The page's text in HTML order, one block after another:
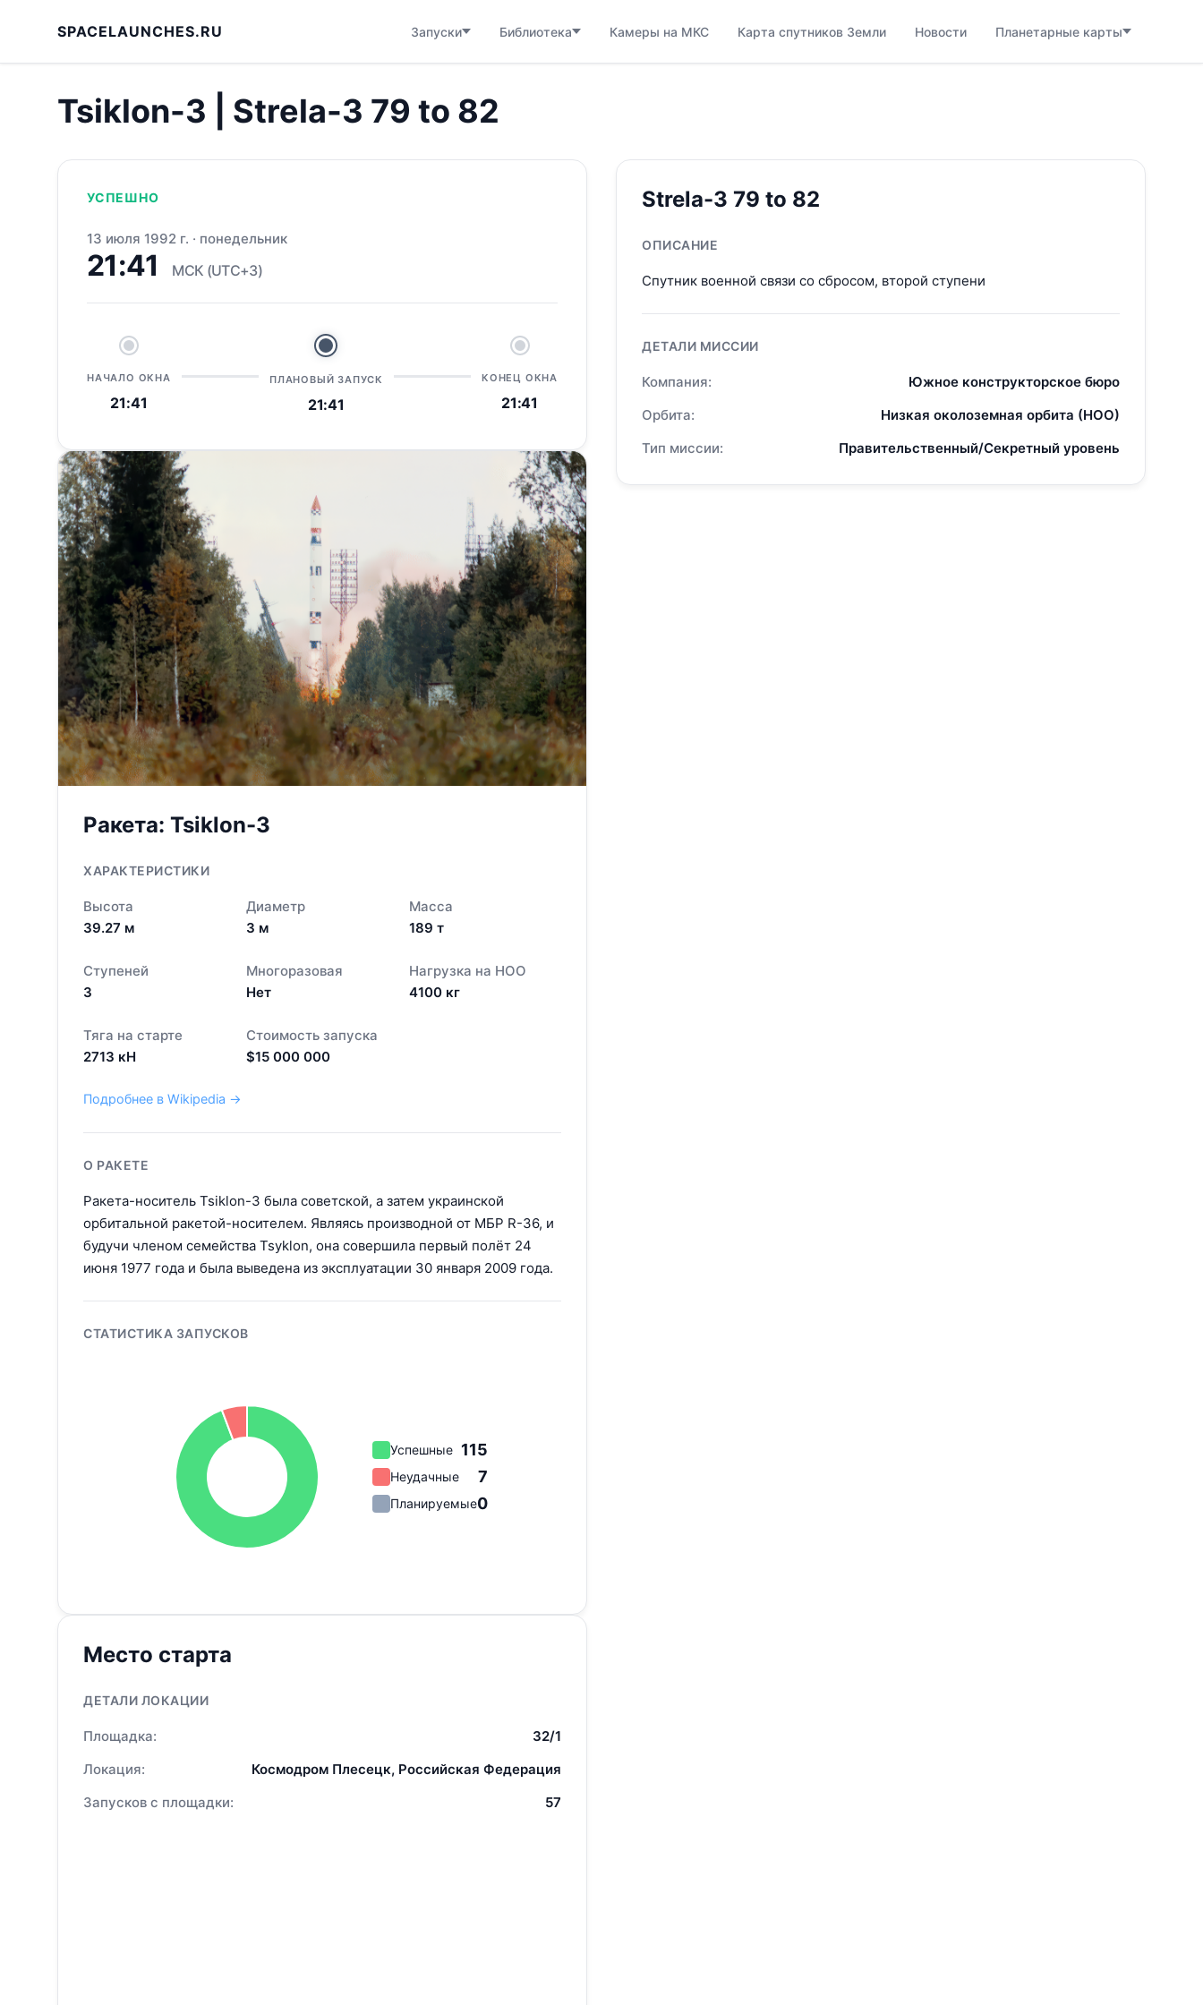
SPACELAUNCHES.RU Запуски Библиотека Камеры на МКС Карта спутников Земли Новости Планетарные карты
Tsiklon-3 | Strela-3 79 to 82
УСПЕШНО
13 июля 1992 г. · понедельник
21:41 МСК (UTC+3)
НАЧАЛО ОКНА
21:41
ПЛАНОВЫЙ ЗАПУСК
21:41
КОНЕЦ ОКНА
21:41
Ракета: Tsiklon-3
ХАРАКТЕРИСТИКИ
Высота
39.27 м
Диаметр
3 м
Масса
189 т
Ступеней
3
Многоразовая
Нет
Нагрузка на НОО
4100 кг
Тяга на старте
2713 кН
Стоимость запуска
$15 000 000
Подробнее в Wikipedia →
О РАКЕТЕ
Ракета-носитель Tsiklon-3 была советской, а затем украинской
орбитальной ракетой-носителем. Являясь производной от МБР R-36, и
будучи членом семейства Tsyklon, она совершила первый полёт 24
июня 1977 года и была выведена из эксплуатации 30 января 2009 года.
СТАТИСТИКА ЗАПУСКОВ
Успешные 115
Неудачные 7
Планируемые0
Место старта
ДЕТАЛИ ЛОКАЦИИ
Площадка:
32/1
Локация:
Космодром Плесецк, Российская Федерация
Запусков с площадки:
57
Strela-3 79 to 82
ОПИСАНИЕ
Спутник военной связи со сбросом, второй ступени
ДЕТАЛИ МИССИИ
Компания:
Южное конструкторское бюро
Орбита:
Низкая околоземная орбита (НОО)
Тип миссии:
Правительственный/Секретный уровень